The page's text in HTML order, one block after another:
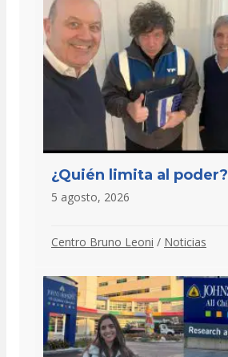
¿Quién limita al poder?
5 agosto, 2026
Centro Bruno Leoni / Noticias